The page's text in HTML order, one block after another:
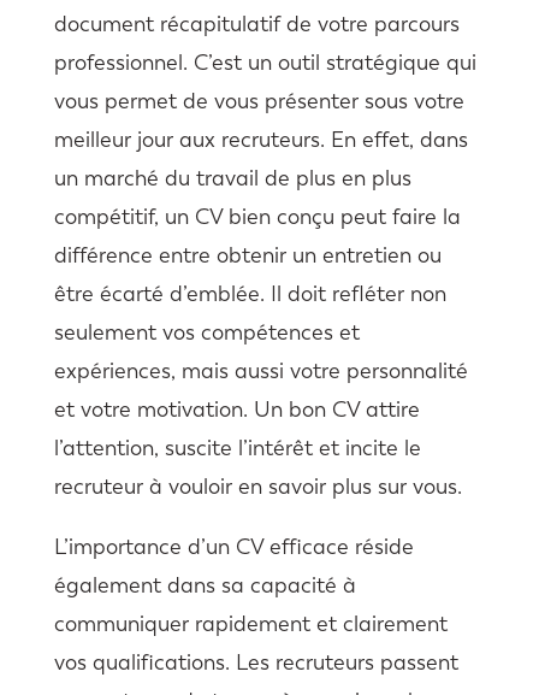
document récapitulatif de votre parcours
professionnel. C’est un outil stratégique qui
vous permet de vous présenter sous votre
meilleur jour aux recruteurs. En effet, dans
un marché du travail de plus en plus
compétitif, un CV bien conçu peut faire la
différence entre obtenir un entretien ou
être écarté d’emblée. Il doit refléter non
seulement vos compétences et
expériences, mais aussi votre personnalité
et votre motivation. Un bon CV attire
l’attention, suscite l’intérêt et incite le
recruteur à vouloir en savoir plus sur vous.
L’importance d’un CV efficace réside
également dans sa capacité à
communiquer rapidement et clairement
vos qualifications. Les recruteurs passent